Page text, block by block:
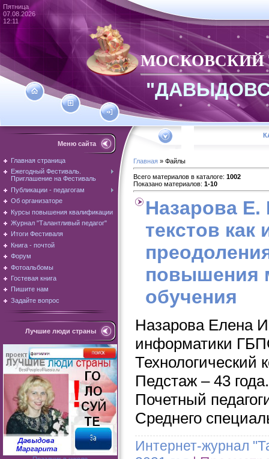
Пятница
07.08.2026
12:11
МОСКОВСКИЙ
Меню сайта
Главная страница
Ежегодный Фестиваль.
Приглашение на Фестиваль
Публикации - педагогам
Об организаторе
Курсы повышения квалификации
Журнал "Талантливый педагог"
Итоги Фестиваля
Книга - почтой
Форум
Фотоальбомы
Гостевая книга
Пишите нам
Задайте вопрос
Лучшие люди страны
Главная » Файлы
Всего материалов в каталоге: 1002
Показано материалов: 1-10
Назарова Е.
текстов как
повышения
обучения
Назарова Елена
информатики
Технологический
Педстаж – 43
Почетный
Среднего
Интернет-журнал